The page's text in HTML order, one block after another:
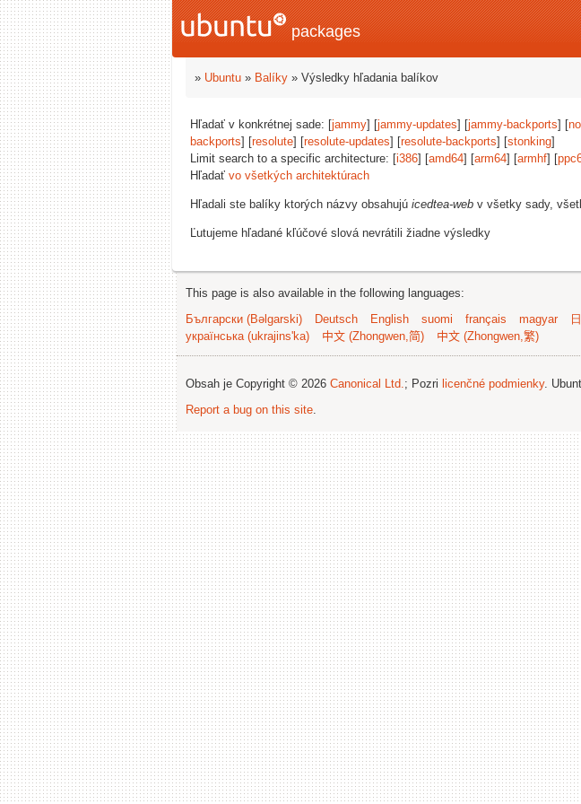
packages
» Ubuntu » Balíky » Výsledky hľadania balíkov
Hľadať v konkrétnej sade: [jammy] [jammy-updates] [jammy-backports] [
backports] [resolute] [resolute-updates] [resolute-backports] [stonking]
Limit search to a specific architecture: [i386] [amd64] [arm64] [armhf] [
Hľadať vo všetkých architektúrach
Hľadali ste balíky ktorých názvy obsahujú icedtea-web v všetky sady,
Ľutujeme hľadané kľúčové slová nevrátili žiadne výsledky
This page is also available in the following languages:
Български (Bəlgarski)
Deutsch English suomi français magyar
українська (ukrajins'ka)
中文 (Zhongwen,简) 中文 (Zhongwen,繁)
Obsah je Copyright © 2026 Canonical Ltd.; Pozri licenčné podmienky.
Report a bug on this site.